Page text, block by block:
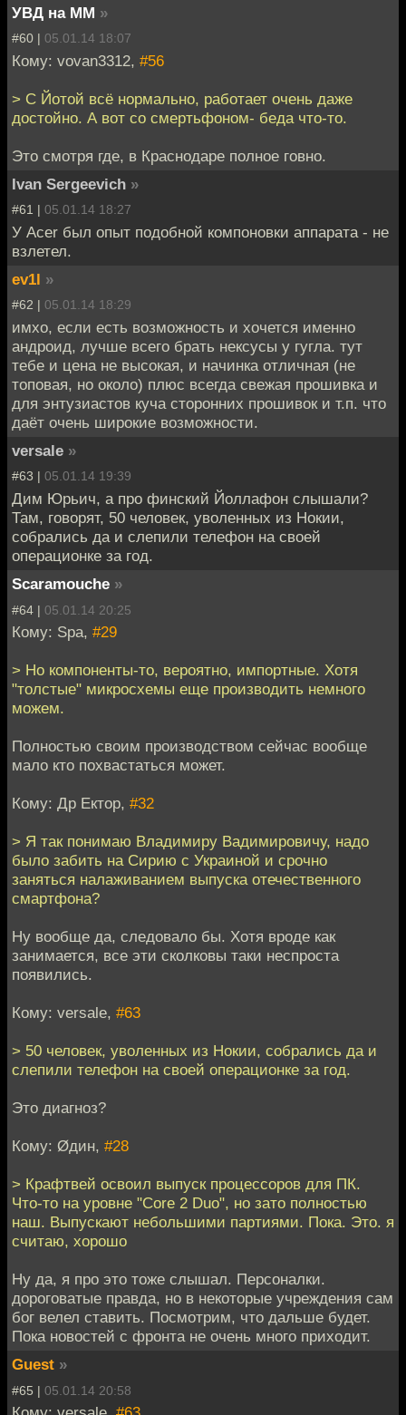
УВД на ММ »
#60 | 05.01.14 18:07
Кому: vovan3312, #56
> С Йотой всё нормально, работает очень даже
достойно. А вот со смертьфоном- беда что-то.
Это смотря где, в Краснодаре полное говно.
Ivan Sergeevich »
#61 | 05.01.14 18:27
У Acer был опыт подобной компоновки аппарата - не
взлетел.
ev1l »
#62 | 05.01.14 18:29
имхо, если есть возможность и хочется именно
андроид, лучше всего брать нексусы у гугла. тут
тебе и цена не высокая, и начинка отличная (не
топовая, но около) плюс всегда свежая прошивка и
для энтузиастов куча сторонних прошивок и т.п. что
даёт очень широкие возможности.
versale »
#63 | 05.01.14 19:39
Дим Юрьич, а про финский Йоллафон слышали?
Там, говорят, 50 человек, уволенных из Нокии,
собрались да и слепили телефон на своей
операционке за год.
Scaramouche »
#64 | 05.01.14 20:25
Кому: Spa, #29
> Но компоненты-то, вероятно, импортные. Хотя
"толстые" микросхемы еще производить немного
можем.
Полностью своим производством сейчас вообще
мало кто похвастаться может.
Кому: Др Ектор, #32
> Я так понимаю Владимиру Вадимировичу, надо
было забить на Сирию с Украиной и срочно
заняться налаживанием выпуска отечественного
смартфона?
Ну вообще да, следовало бы. Хотя вроде как
занимается, все эти сколковы таки неспроста
появились.
Кому: versale, #63
> 50 человек, уволенных из Нокии, собрались да и
слепили телефон на своей операционке за год.
Это диагноз?
Кому: Øдин, #28
> Крафтвей освоил выпуск процессоров для ПК.
Что-то на уровне "Core 2 Duo", но зато полностью
наш. Выпускают небольшими партиями. Пока. Это. я
считаю, хорошо
Ну да, я про это тоже слышал. Персоналки.
дороговатые правда, но в некоторые учреждения сам
бог велел ставить. Посмотрим, что дальше будет.
Пока новостей с фронта не очень много приходит.
Guest »
#65 | 05.01.14 20:58